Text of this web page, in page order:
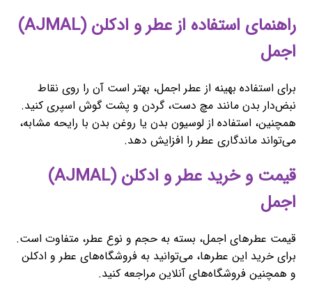
راهنمای استفاده از عطر و ادکلن (AJMAL)
اجمل
برای استفاده بهینه از عطر اجمل، بهتر است آن را روی نقاط
نبض‌دار بدن مانند مچ دست، گردن و پشت گوش اسپری کنید.
همچنین، استفاده از لوسیون بدن یا روغن بدن با رایحه مشابه،
می‌تواند ماندگاری عطر را افزایش دهد.
قیمت و خرید عطر و ادکلن (AJMAL)
اجمل
قیمت عطرهای اجمل، بسته به حجم و نوع عطر، متفاوت است.
برای خرید این عطرها، می‌توانید به فروشگاه‌های عطر و ادکلن
و همچنین فروشگاه‌های آنلاین مراجعه کنید.